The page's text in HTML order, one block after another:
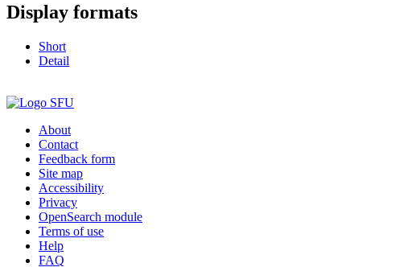
Display formats
Short
Detail
About
Contact
Feedback form
Site map
Accessibility
Privacy
OpenSearch module
Terms of use
Help
FAQ